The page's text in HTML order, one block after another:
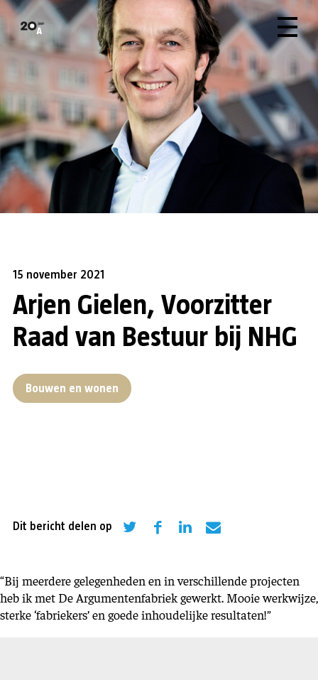
15 november 2021
Arjen Gielen, Voorzitter
Raad van Bestuur bij NHG
Bouwen en wonen
Dit bericht delen op
“Bij meerdere gelegenheden en in verschillende projecten
heb ik met De Argumentenfabriek gewerkt. Mooie werkwijze,
sterke ‘fabriekers’ en goede inhoudelijke resultaten!”